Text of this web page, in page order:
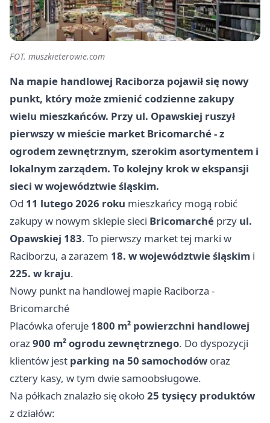
FOT. muszkieterowie.com
Na mapie handlowej Raciborza pojawił się nowy
punkt, który może zmienić codzienne zakupy
wielu mieszkańców. Przy ul. Opawskiej ruszył
pierwszy w mieście market Bricomarché - z
ogrodem zewnętrznym, szerokim asortymentem i
lokalnym zarządem. To kolejny krok w ekspansji
sieci w województwie śląskim.
Od 11 lutego 2026 roku mieszkańcy mogą robić
zakupy w nowym sklepie sieci Bricomarché przy ul.
Opawskiej 183. To pierwszy market tej marki w
Raciborzu, a zarazem 18. w województwie śląskim i
225. w kraju.
Nowy punkt na handlowej mapie Raciborza -
Bricomarché
Placówka oferuje 1800 m² powierzchni handlowej
oraz900 m² ogrodu zewnętrznego. Do dyspozycji
klientów jest parking na 50 samochodów oraz
cztery kasy, w tym dwie samoobsługowe.
Na półkach znalazło się około25 tysięcy produktów
z działów: